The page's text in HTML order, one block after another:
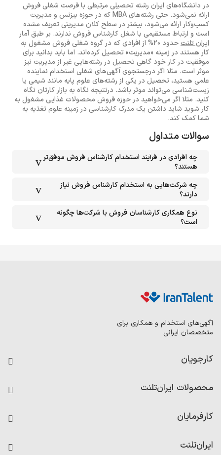
در دانشگاه‌های ایران رشته تحصیلی مرتبطی با فرصت شغلی فروش
ارائه نمی‌شود. حتی رشته‌های MBA که در حوزه بیزنس و مدیریت
کسب‌وکار ارائه می‌شود، بیشتر در سطح کلان مدیریتی تعریف مشده
است و ارتباط مستقیمی با شغل کارشناس فروش ندارند. بر طبق آمار
ایران تلنت
حدود 20% از افرادی که در گروه شغلی فروش مشغول به
کار هستند در زمینه «مدیریت» تحصیل کرده‌اند. اما باید بدانید برای
موفقیت در کار خود گاهی تحصیل در رشته‌هایی غیر از مدیریت نیز
موثر است. مثلا اگر درجستجوی آگهی‌های شغلی استخدام نماینده
علمی هستید، تحصیل در یکی از رشته‌های علوم پایه مانند شیمی یا
زیست‌شناسی می‌تواند موثر باشد. درنتیجه نگاه به بازار کارتان نگاه
کنید. مثلا اگر می‌خواهید در حوزه فروش محصولات غذایی مشغول به
کار شوید شاید داشتن یک مدرک کارشناسی در زمینه علوم تغذیه به
شما کمک کند.
سوالات متداول
چه افرادی در فرآیند استخدام کارشناس فروش موفق‌تر
هستند؟
چه شرکت‌هایی به استخدام کارشناس فروش نیاز
دارند؟
نوع همکاری کارشناسان فروش با شرکت‌ها چگونه
است؟
آگهی‌های استخدام و همکاری برای
متخصصان ایرانی
کارجویان
رزومه ساز
امتیاز شرکت‌ها
محصولات ایران‌تلنت
کاردیکس
کارفرمایان
ایران‌تلنت